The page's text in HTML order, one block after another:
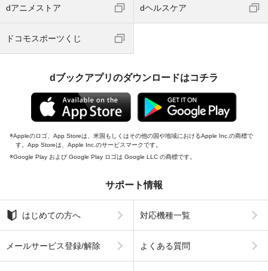
dアニメストア dヘルスケア
ドコモスポーツくじ
dブックアプリのダウンロードはコチラ
Appleのロゴ、App Storeは、米国もしくはその他の国や地域におけるApple Inc.の商標で
す。App Storeは、Apple Inc.のサービスマークです。
Google Play および Google Play ロゴは Google LLC の商標です。
サポート情報
はじめての方へ 対応機種一覧
メールサービス登録/解除 よくある質問